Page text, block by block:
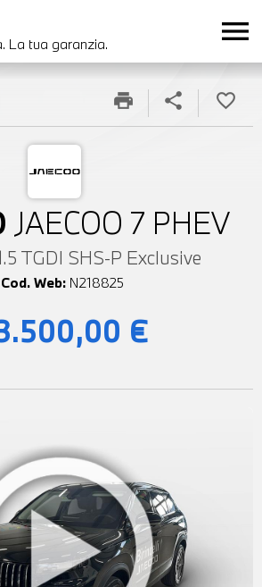
La tua garanzia. menu
JAECOO 7 PHEV
TGDI SHS-P Exclusive
Cod. Web: N218825
print share favorite_border
€